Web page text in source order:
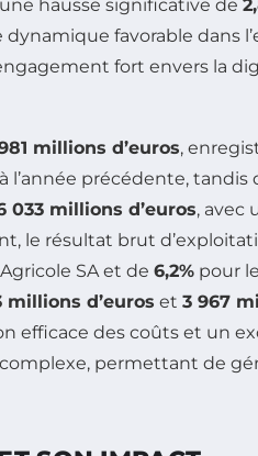
hausse significative de
favorable dans
fort envers la
millions d’euros,
l’année précédente, tandis
033 millions d’euros, avec
le résultat brut
SA et de 6,2% pour
millions d’euros et 3 967
efficace des coûts et un
permettant de